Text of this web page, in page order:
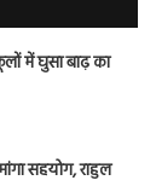
में घुसा बाढ़ का
सहयोग, राहुल